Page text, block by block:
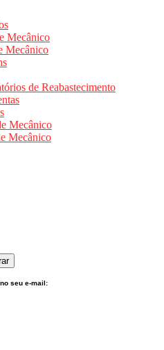
Mecânico
Mecânico
de Reabastecimento
Mecânico
Mecânico
seu e-mail: